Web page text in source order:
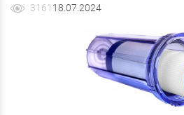
3161 18.07.2024